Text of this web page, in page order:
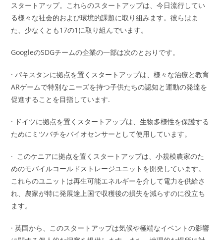
スタートアップ。これらのスタートアップは、今日流行してい
る様々な社会的および環境的課題に取り組みます。彼らはま
た、少なくとも17の1に取り組んでいます。
GoogleのSDGチームの企業の一部は次のとおりです。
· パキスタンに拠点を置くスタートアップは、様々な治療と教育
ARゲームで特別なニーズを持つ子供たちの認知と運動の発達を
促進することを目指しています.
· ドイツに拠点を置くスタートアップは、生物多様性を保護する
ためにミツバチをバイオセンサーとして使用しています。
· このケニアに拠点を置くスタートアップは、小規模農家のた
めのモバイルコールドストレージユニットを開発しています。
これらのユニットは再生可能エネルギーを介して電力を供給さ
れ、農家が特に発展途上国で収穫後の損失を減らすのに役立ち
ます。
· 英国から、このスタートアップは気候や極端なイベントの影響